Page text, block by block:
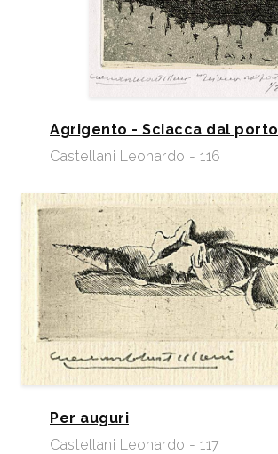
Agrigento - Sciacca dal porto
Castellani Leonardo - 116
Per auguri
Castellani Leonardo - 117